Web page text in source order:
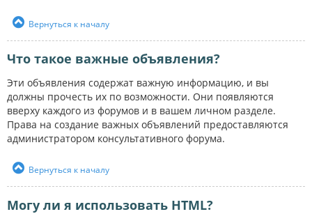
Вернуться к началу
Что такое важные объявления?
Эти объявления содержат важную информацию, и вы
должны прочесть их по возможности. Они появляются
вверху каждого из форумов и в вашем личном разделе.
Права на создание важных объявлений предоставляются
администратором консультативного форума.
Вернуться к началу
Могу ли я использовать HTML?